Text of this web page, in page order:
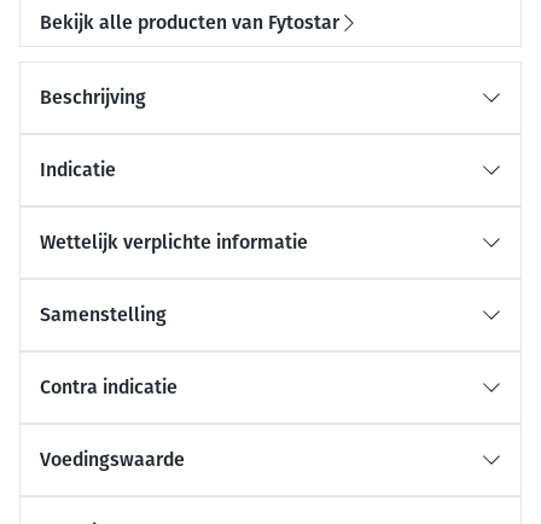
Bekijk alle producten van Fytostar
Beschrijving
Indicatie
Wettelijk verplichte informatie
Samenstelling
Contra indicatie
Voedingswaarde